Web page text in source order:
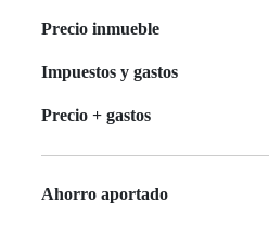
Precio inmueble
Impuestos y gastos
Precio + gastos
Ahorro aportado